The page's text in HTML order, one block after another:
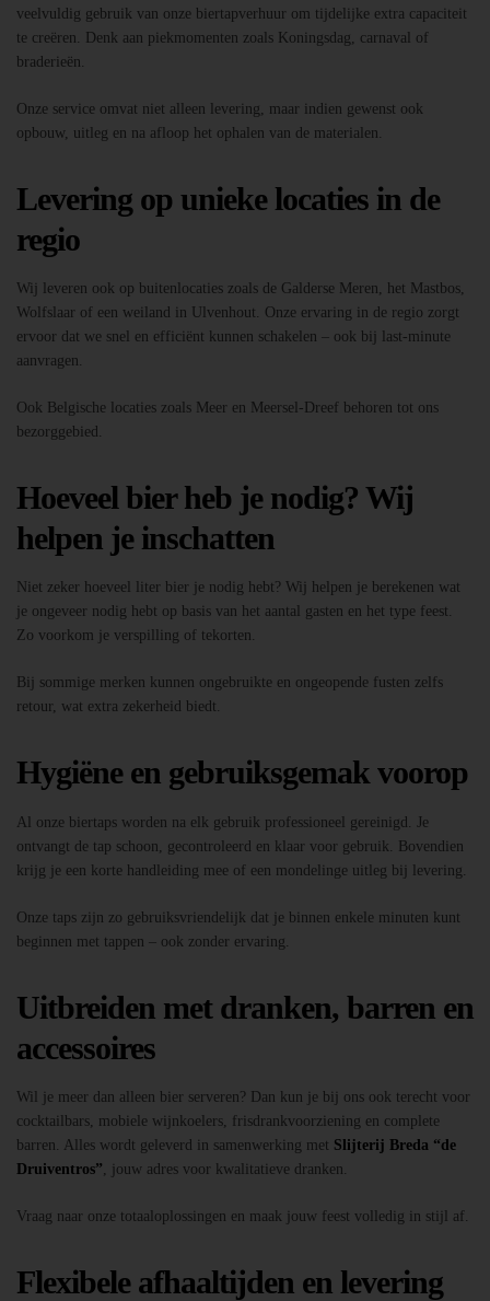
veelvuldig gebruik van onze biertapverhuur om tijdelijke extra capaciteit
te creëren. Denk aan piekmomenten zoals Koningsdag, carnaval of
braderieën.
Onze service omvat niet alleen levering, maar indien gewenst ook
opbouw, uitleg en na afloop het ophalen van de materialen.
Levering op unieke locaties in de
regio
Wij leveren ook op buitenlocaties zoals de Galderse Meren, het Mastbos,
Wolfslaar of een weiland in Ulvenhout. Onze ervaring in de regio zorgt
ervoor dat we snel en efficiënt kunnen schakelen – ook bij last-minute
aanvragen.
Ook Belgische locaties zoals Meer en Meersel-Dreef behoren tot ons
bezorggebied.
Hoeveel bier heb je nodig? Wij
helpen je inschatten
Niet zeker hoeveel liter bier je nodig hebt? Wij helpen je berekenen wat
je ongeveer nodig hebt op basis van het aantal gasten en het type feest.
Zo voorkom je verspilling of tekorten.
Bij sommige merken kunnen ongebruikte en ongeopende fusten zelfs
retour, wat extra zekerheid biedt.
Hygiëne en gebruiksgemak voorop
Al onze biertaps worden na elk gebruik professioneel gereinigd. Je
ontvangt de tap schoon, gecontroleerd en klaar voor gebruik. Bovendien
krijg je een korte handleiding mee of een mondelinge uitleg bij levering.
Onze taps zijn zo gebruiksvriendelijk dat je binnen enkele minuten kunt
beginnen met tappen – ook zonder ervaring.
Uitbreiden met dranken, barren en
accessoires
Wil je meer dan alleen bier serveren? Dan kun je bij ons ook terecht voor
cocktailbars, mobiele wijnkoelers, frisdrankvoorziening en complete
barren. Alles wordt geleverd in samenwerking met Slijterij Breda “de
Druiventros” , jouw adres voor kwalitatieve dranken.
Vraag naar onze totaaloplossingen en maak jouw feest volledig in stijl af.
Flexibele afhaaltijden en levering